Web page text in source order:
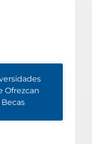
Ofrezcan
Becas